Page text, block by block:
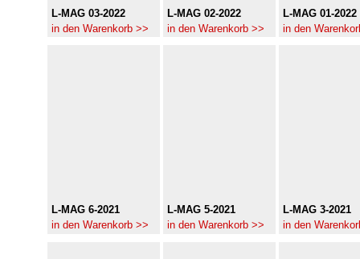
L-MAG 03-2022
in den Warenkorb >>
L-MAG 02-2022
in den Warenkorb >>
L-MAG 01-2022
in den
L-MAG 6-2021
in den Warenkorb >>
L-MAG 5-2021
in den Warenkorb >>
L-MAG 3-2021
in den